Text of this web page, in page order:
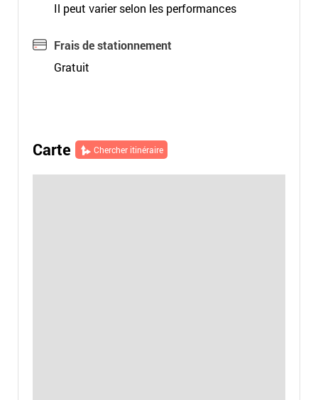
Il peut varier selon les performances
Frais de stationnement
Gratuit
Carte Chercher itinéraire